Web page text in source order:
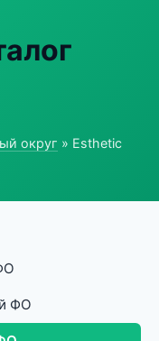
округ » Esthetic
ФО